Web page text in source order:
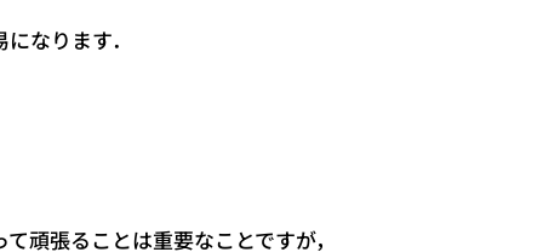
なります．
頑張ることは重要なことですが，